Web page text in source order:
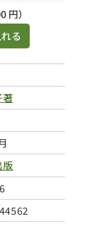
円）
る
著
版